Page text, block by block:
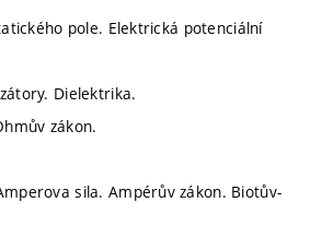
pole. Elektrická potenciální
Dielektrika.
zákon.
sila. Ampérův zákon. Biotův-